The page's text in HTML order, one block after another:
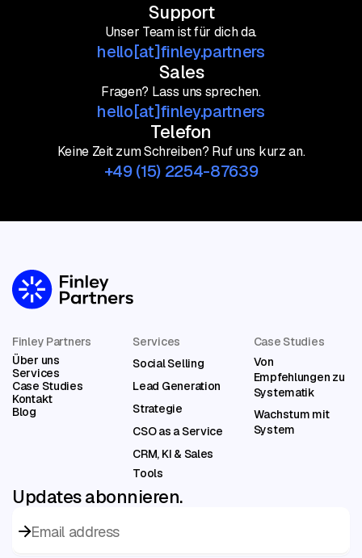
Support
Unser Team ist für dich da.
hello[at]finley.partners
Sales
Fragen? Lass uns sprechen.
hello[at]finley.partners
Telefon
Keine Zeit zum Schreiben? Ruf uns kurz an.
+49 (15) 2254-87639
Finley Partners
Über uns
Services
Case Studies
Kontakt
Blog
Services
Social Selling
Lead Generation
Strategie
CSO as a Service
CRM, KI & Sales
Tools
Case Studies
Von
Empfehlungen zu
Systematik
Wachstum mit
System
Updates abonnieren.